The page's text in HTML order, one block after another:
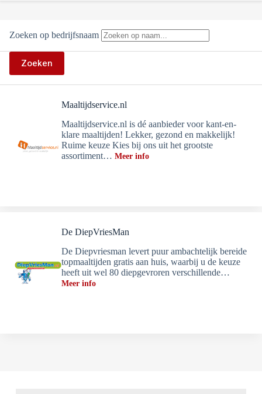
Zoeken op bedrijfsnaam
Zoeken
Maaltijdservice.nl
Maaltijdservice.nl is dé aanbieder voor kant-en-
klare maaltijden! Lekker, gezond en makkelijk!
Ruime keuze Kies bij ons uit het grootste
assortiment… Meer info
De DiepVriesMan
De Diepvriesman levert puur ambachtelijk bereide
topmaaltijden gratis aan huis, waarbij u de keuze
heeft uit wel 80 diepgevroren verschillende…
Meer info